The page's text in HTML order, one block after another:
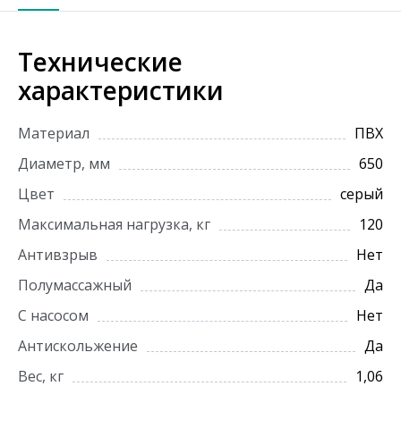
Технические
характеристики
Материал
ПВХ
Диаметр, мм
650
Цвет
серый
Максимальная нагрузка, кг
120
Антивзрыв
Нет
Полумассажный
Да
С насосом
Нет
Антискольжение
Да
Вес, кг
1,06